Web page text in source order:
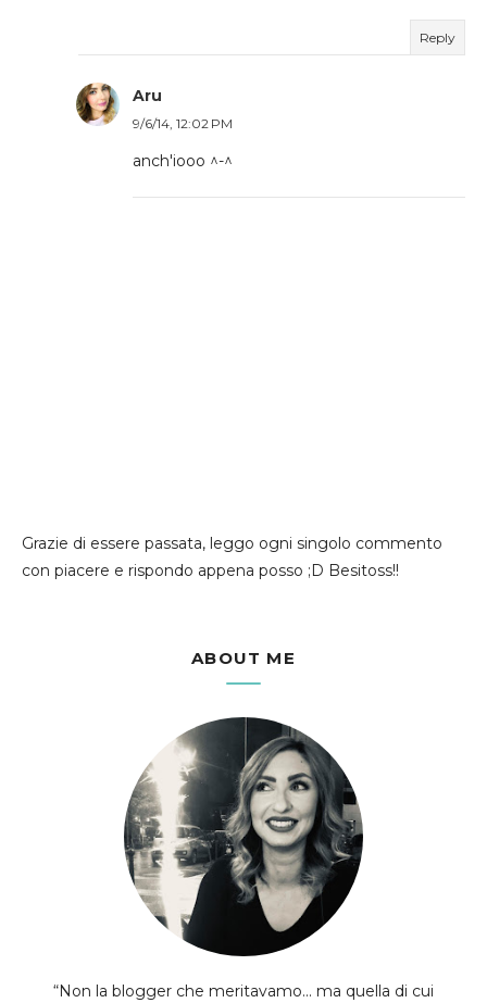
Reply
Aru
9/6/14, 12:02 PM
anch'iooo ^-^
Grazie di essere passata, leggo ogni singolo commento
con piacere e rispondo appena posso ;D Besitoss!!
ABOUT ME
“Non la blogger che meritavamo... ma quella di cui